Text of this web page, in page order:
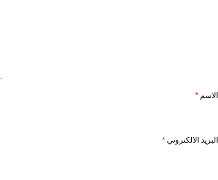
الاسم *
البريد الالكتروني *